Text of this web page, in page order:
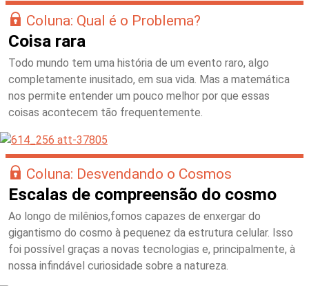
Coluna: Qual é o Problema?
Coisa rara
Todo mundo tem uma história de um evento raro, algo
completamente inusitado, em sua vida. Mas a matemática
nos permite entender um pouco melhor por que essas
coisas acontecem tão frequentemente.
Coluna: Desvendando o Cosmos
Escalas de compreensão do cosmo
Ao longo de milênios,fomos capazes de enxergar do
gigantismo do cosmo à pequenez da estrutura celular. Isso
foi possível graças a novas tecnologias e, principalmente, à
nossa infindável curiosidade sobre a natureza.